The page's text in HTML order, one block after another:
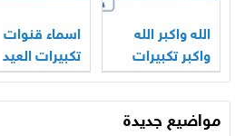
الله واكبر الله
واكبر تكبيرات
العيد بالصوت
2026
اسماء قنوات
تكبيرات العيد
2026
مواضيع جديدة